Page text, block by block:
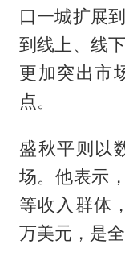
口一城扩展
到线上、线
更加突出市
点。
盛秋平则以
场。他表示
等收入群体
万美元，是